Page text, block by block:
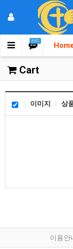
BBS
Cart
이미지 상
이용안